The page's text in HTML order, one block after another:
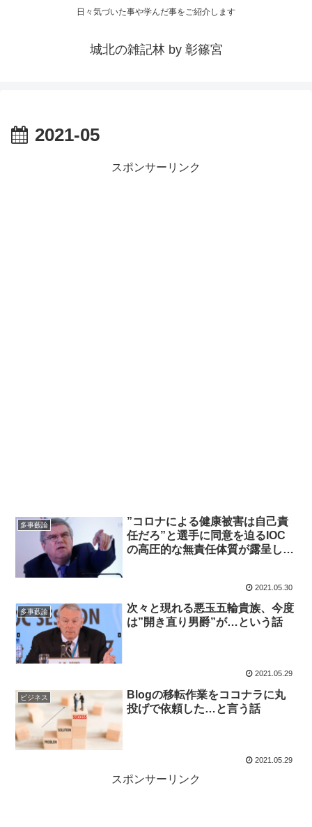
日々気づいた事や学んだ事をご紹介します
城北の雑記林 by 彰篠宮
2021-05
スポンサーリンク
多事藪論
”コロナによる健康被害は自己責
任だろ”と選手に同意を迫るIOC
の高圧的な無責任体質が露呈し
2021.05.30
多事藪論
次々と現れる悪玉五輪貴族、今度
は”開き直り男爵”が…という話
2021.05.29
ビジネス
Blogの移転作業をココナラに丸
投げで依頼した…と言う話
2021.05.29
スポンサーリンク